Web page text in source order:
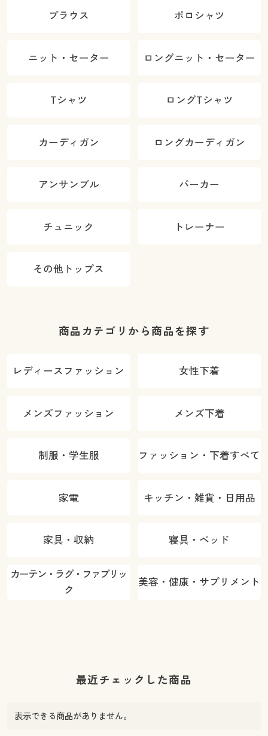
ブラウス ポロシャツ
ニット・セーター ロングニット・セーター
Tシャツ ロングTシャツ
カーディガン ロングカーディガン
アンサンブル パーカー
チュニック トレーナー
その他トップス
商品カテゴリから商品を探す
レディースファッション 女性下着
メンズファッション メンズ下着
制服・学生服 ファッション・下着すべて
家電 キッチン・雑貨・日用品
家具・収納 寝具・ベッド
カーテン・ラグ・ファブリッ
ク
美容・健康・サプリメント
最近チェックした商品
表示できる商品がありません。